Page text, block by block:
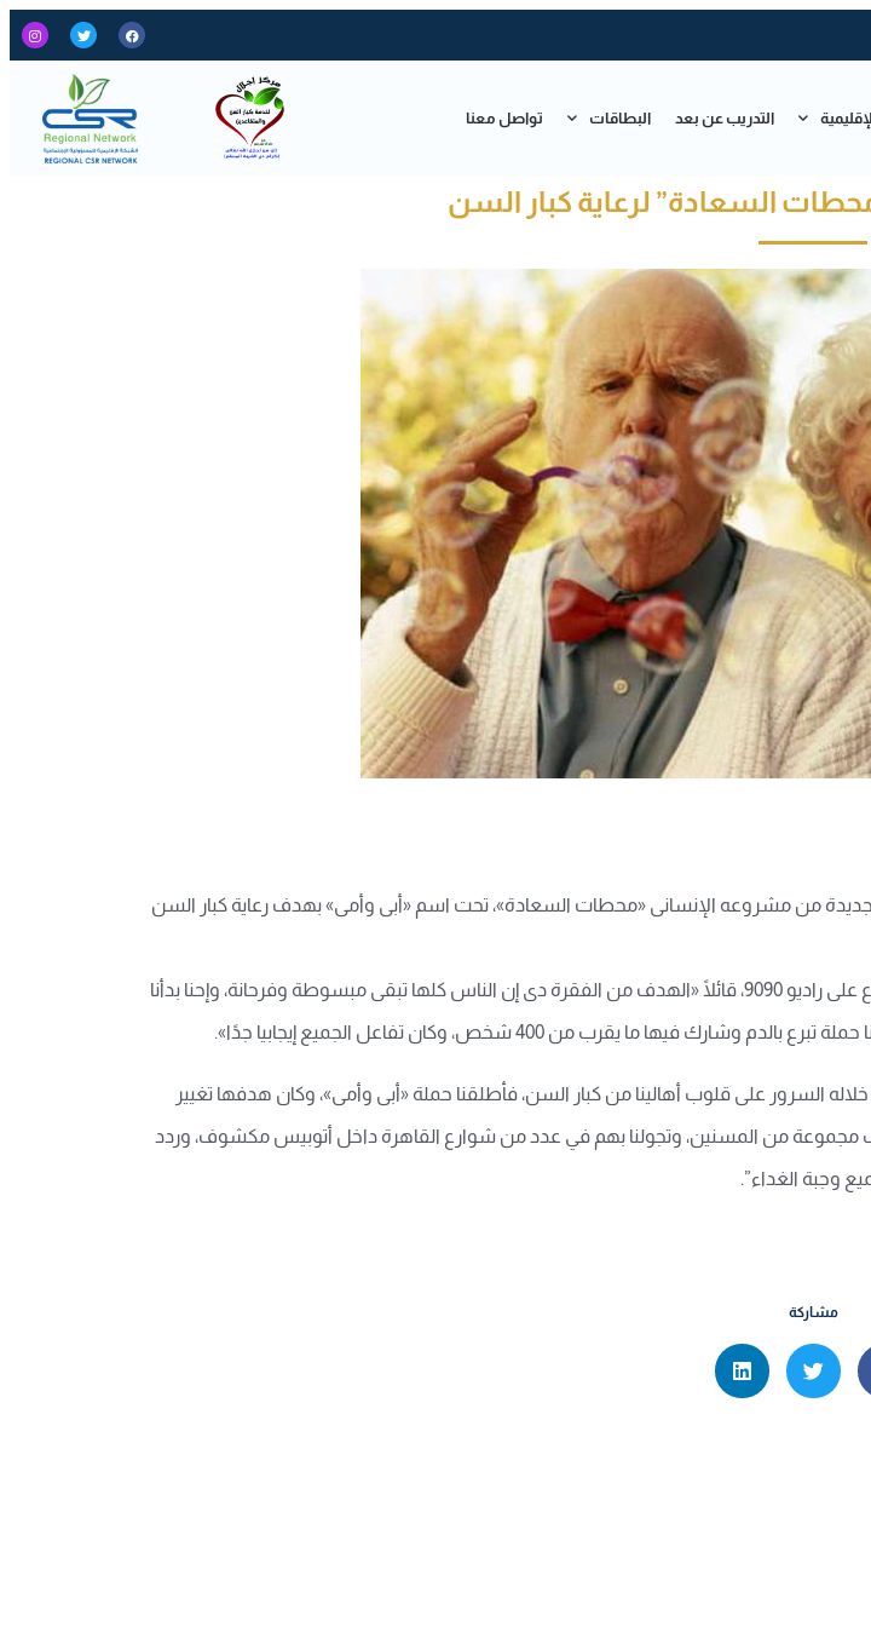
التدريب عن بعد البطاقات تواصل معنا
السعادة” لرعاية كبار السن
أحمد يونس، مقدم برنامج «كلام معلمين»، على الراديو 9090، حملة جديدة من مشروعه الإنسانى «محطات السعادة»، تحت اسم «أبى وأمى» بهدف رعاية كبار السن
وأكد يونس أنه اعتاد أن يجعل من «محطات السعادة»، فقرة ثابتة في برنامجه المذاع على راديو 9090، قائلًا «الهدف من الفقرة دى إن الناس كلها تبقى مبسوطة وفرحانة، وإحنا بدأنا
ما يقرب من 400 شخص، وكان تفاعل الجميع إيجابيا جدًا».
السرور على قلوب أهالينا من كبار السن، فأطلقنا حملة «أبى وأمى»، وكان هدفها تغيير
مجموعة من المسنين، وتجولنا بهم في عدد من شوارع القاهرة داخل أتوبيس مكشوف، وردد
وجبة الغداء”.
مشاركة